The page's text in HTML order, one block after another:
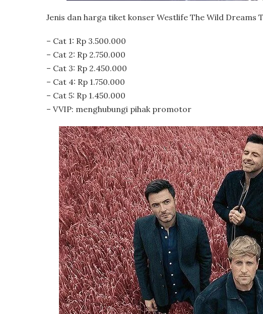
Jenis dan harga tiket konser Westlife The Wild Dreams
– Cat 1: Rp 3.500.000
– Cat 2: Rp 2.750.000
– Cat 3: Rp 2.450.000
– Cat 4: Rp 1.750.000
– Cat 5: Rp 1.450.000
– VVIP: menghubungi pihak promotor